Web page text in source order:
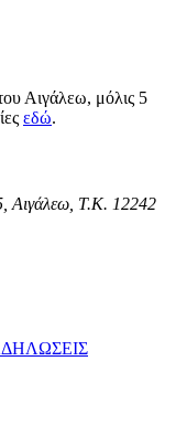
Αιγάλεω, μόλις 5
εδώ.
Αιγάλεω, Τ.Κ. 12242